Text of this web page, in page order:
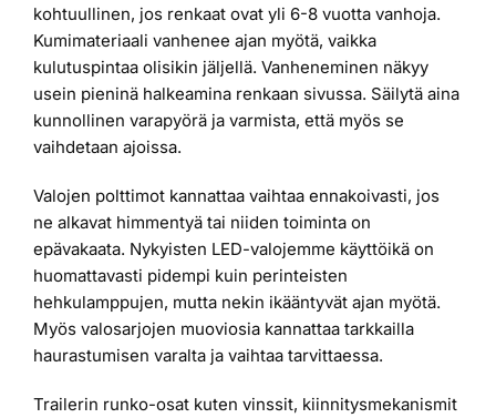
kohtuullinen, jos renkaat ovat yli 6-8 vuotta vanhoja.
Kumimateriaali vanhenee ajan myötä, vaikka
kulutuspintaa olisikin jäljellä. Vanheneminen näkyy
usein pieninä halkeamina renkaan sivussa. Säilytä aina
kunnollinen varapyörä ja varmista, että myös se
vaihdetaan ajoissa.
Valojen polttimot kannattaa vaihtaa ennakoivasti, jos
ne alkavat himmentyä tai niiden toiminta on
epävakaata. Nykyisten LED-valojemme käyttöikä on
huomattavasti pidempi kuin perinteisten
hehkulamppujen, mutta nekin ikääntyvät ajan myötä.
Myös valosarjojen muoviosia kannattaa tarkkailla
haurastumisen varalta ja vaihtaa tarvittaessa.
Trailerin runko-osat kuten vinssit, kiinnitysmekanismit